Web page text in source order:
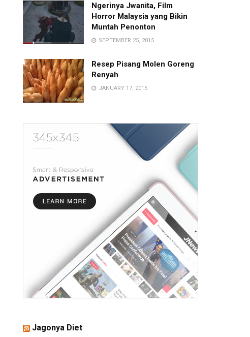
Ngerinya Jwanita, Film
Horror Malaysia yang Bikin
Muntah Penonton
SEPTEMBER 25, 2015
Resep Pisang Molen Goreng
Renyah
JANUARY 17, 2015
Jagonya Diet